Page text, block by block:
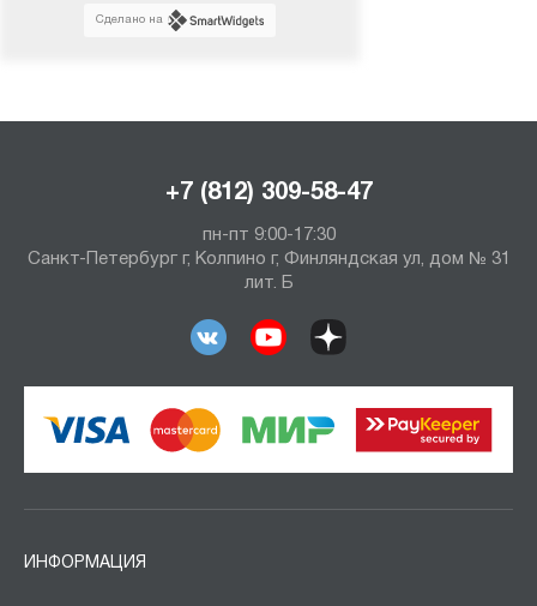
Сделано на
+7 (812) 309-58-47
пн-пт 9:00-17:30
Санкт-Петербург г, Колпино г, Финляндская ул, дом № 31
лит. Б
ИНФОРМАЦИЯ